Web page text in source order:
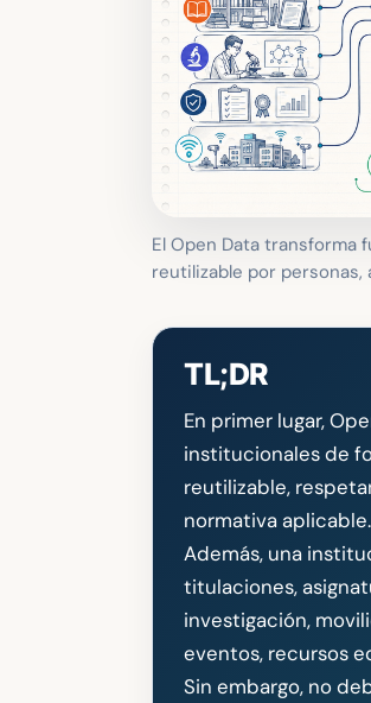
El Open Data
reutilizable por
TL;DR
En primer lugar,
institucionales de
reutilizable,
normativa aplicable.
Además, una
titulaciones,
investigación,
eventos, recursos
Sin embargo, no